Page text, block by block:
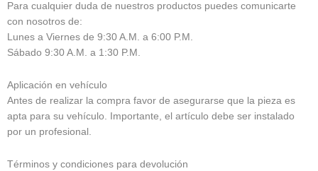
Para cualquier duda de nuestros productos puedes comunicarte
con nosotros de:
Lunes a Viernes de 9:30 A.M. a 6:00 P.M.
Sábado 9:30 A.M. a 1:30 P.M.
Aplicación en vehículo
Antes de realizar la compra favor de asegurarse que la pieza es
apta para su vehículo. Importante, el artículo debe ser instalado
por un profesional.
Términos y condiciones para devolución